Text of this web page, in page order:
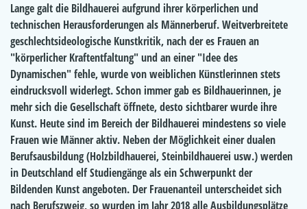
Lange galt die Bildhauerei aufgrund ihrer körperlichen und
technischen Herausforderungen als Männerberuf. Weitverbreitete
geschlechtsideologische Kunstkritik, nach der es Frauen an
"körperlicher Kraftentfaltung" und an einer "Idee des
Dynamischen" fehle, wurde von weiblichen Künstlerinnen stets
eindrucksvoll widerlegt. Schon immer gab es Bildhauerinnen, je
mehr sich die Gesellschaft öffnete, desto sichtbarer wurde ihre
Kunst. Heute sind im Bereich der Bildhauerei mindestens so viele
Frauen wie Männer aktiv. Neben der Möglichkeit einer dualen
Berufsausbildung (Holzbildhauerei, Steinbildhauerei usw.) werden
in Deutschland elf Studiengänge als ein Schwerpunkt der
Bildenden Kunst angeboten. Der Frauenanteil unterscheidet sich
nach Berufszweig, so wurden im Jahr 2018 alle Ausbildungsplätze